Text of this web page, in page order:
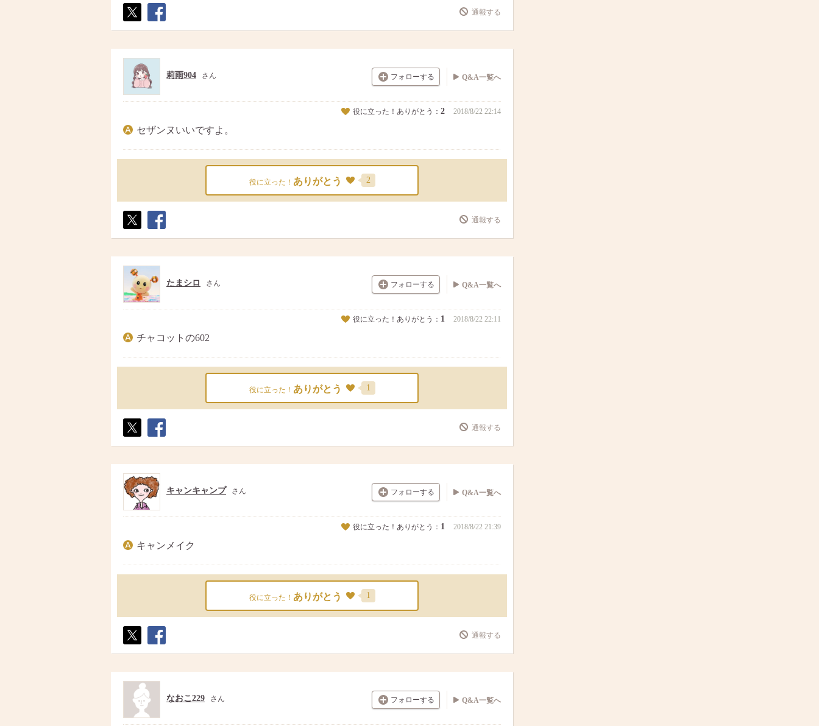
ト
ア
通報する
フォローする
莉雨904 さん Q&A一覧へ
役に立った！ありがとう： 2 2018/8/22 22:14
セザンヌいいですよ。
役に立った！ ありがとう 2
ト
ア
通報する
フォローする
たまシロ さん Q&A一覧へ
役に立った！ありがとう： 1 2018/8/22 22:11
チャコットの602
役に立った！ ありがとう 1
ト
ア
通報する
フォローする
キャンキャンプ さん Q&A一覧へ
役に立った！ありがとう： 1 2018/8/22 21:39
キャンメイク
役に立った！ ありがとう 1
ト
ア
通報する
フォローする
なおこ229 さん Q&A一覧へ